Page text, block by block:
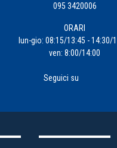
095 3420006
ORARI
lun-gio: 08:15/13:45 - 14:30/
ven: 8:00/14:00
Seguici su